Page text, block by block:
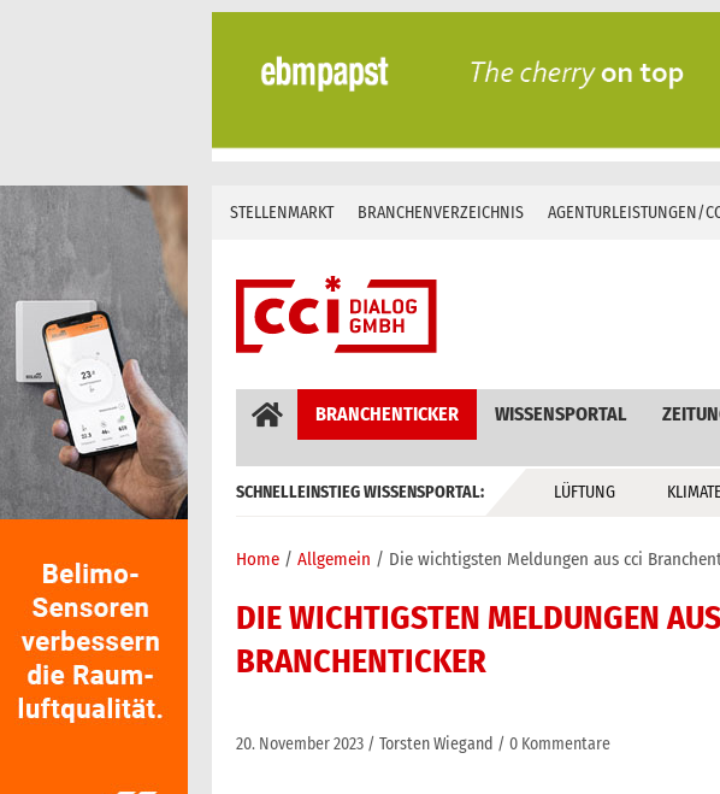
Skip
content
STELLENMARKT BRANCHENVERZEICHNIS AGENTURLEISTUNGEN/
BRANCHENTICKER WISSENSPORTAL
SCHNELLEINSTIEG WISSENSPORTAL: LÜFTUNG
Home Allgemein Die wichtigsten Meldungen aus cci
DIE WICHTIGSTEN MELDUNGEN
BRANCHENTICKER
20. November 2023 Torsten Wiegand 0 Kommentare